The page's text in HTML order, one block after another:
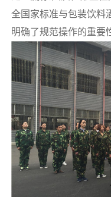
全国家标准与包装饮料
明确了规范操作的重要